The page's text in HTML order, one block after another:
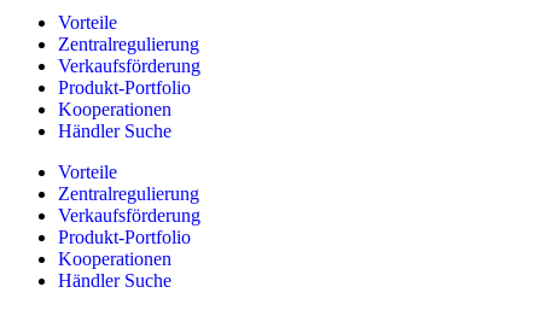
Vorteile
Zentralregulierung
Verkaufsförderung
Produkt-Portfolio
Kooperationen
Händler Suche
Vorteile
Zentralregulierung
Verkaufsförderung
Produkt-Portfolio
Kooperationen
Händler Suche